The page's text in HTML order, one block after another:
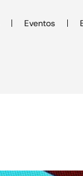
Eventos